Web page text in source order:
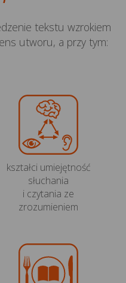
tekstu wzrokiem
utworu, a przy tym:
kształci umiejętność
słuchania
i czytania ze
zrozumieniem